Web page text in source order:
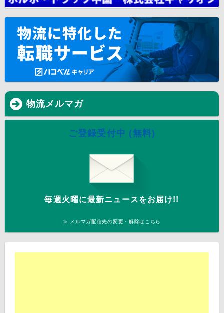
物流メルマガ
ご登録受付中 (無料)
毎週火曜に最新ニュースをお届け!!
≫ メルマガ配信先の変更・解除はこちら